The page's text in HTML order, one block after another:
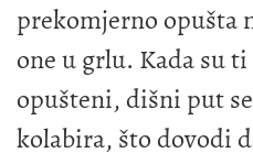
prekomjerno opušta
one u grlu. Kada su
opušteni, dišni put
kolabira, što dovodi